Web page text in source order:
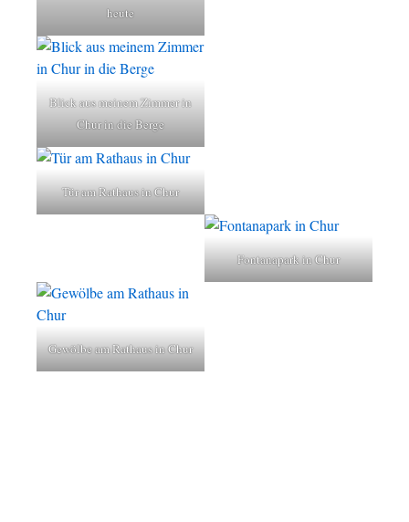
heute
Blick aus meinem Zimmer in
Chur in die Berge
Tür am Rathaus in Chur
Fontanapark in Chur
Gewölbe am Rathaus in Chur